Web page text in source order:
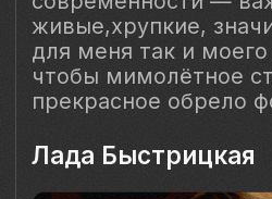
ОГРНИП 318 784 700 212 401
Санкт-Петербург, Сердобольская 65